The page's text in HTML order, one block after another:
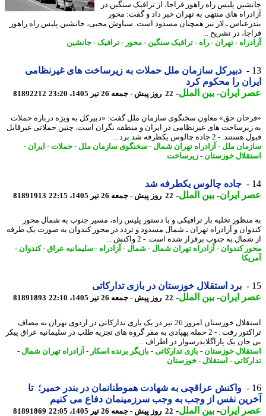
پلیس راه راهور فراجا، از ترافیک سنگین در
های منتهی به تهران خبر داد و گفت: محور
ـ لار نیز همچنان مسدود است. سیاوش محبی، جانشین پلیس راه راهور
در تشریح ...
- تهران- راه - ترافیک سنگین-محور-ترافیک -جانشین
دبیرکل سازمان ملل حملات به زیرساخت های غیرنظامی
را محکوم کرد
ایران- بین الملل-22 روز پیش - جمعه 26 تیر 1405، 23:20 81892212
حق» معاون سخنگوی سازمان ملل گفت: «دبیرکل به ویژه درباره حملات
های غیرنظامی در ایران و منطقه نگران است. چنین حملاتی غیرقابل
- 2 جاده چالوس یکطرفه شد برد ...
ملل -آزادراه تهران شمال-سخنگوی سازمان ملل -حملات-ایران -
خوزستان-زیرساخت
جاده چالوس یکطرفه شد
ایران- بین الملل-22 روز پیش - جمعه 26 تیر 1405، 22:15 81891913
تخلیه بار ترافیکی و با دستور پلیس راه، مسیر جنوب به شمال محور
و آزادراه تهران ـ شمال مسدود و تردد در محور کندوان به صورت یک طرفه
به جنوب برقرار شده است. - 2 واکنش ...
کندوان- آزادراه تهران شمال-شمال-آزادراه - سلیمانیه عراق- کندوان-
برد استقلال خوزستان در بازی تدارکاتی
ایران- بین الملل-22 روز پیش - جمعه 26 تیر 1405، 22:10 81891893
استقلال خوزستان امروز 26 تیر در یک بازی تدارکاتی در اردوی تهران به مصاف
تراکتور رفت . - 2 حمله پهپادی به مقر گروه های تجزیه طلب در سلیمانیه عراق پیکر
یک پاراگلایدرسوار در اطراف ...
خوزستان-بازی تدارکاتی-بازیگر برنده اسکار-آزادراه تهران شمال-
-استقلال-خوزستان
واکنش عراقچی به شهادت هموطنانمان در بندر خمیر؛ تا
نفس از وجب به وجب سرزمینمان دفاع می کنیم
ایران- بین الملل-22 روز پیش - جمعه 26 تیر 1405، 22:05 81891869